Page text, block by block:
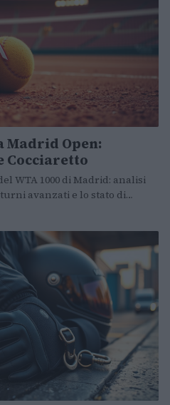
Madrid Open:
Cocciaretto
WTA 1000 di Madrid: analisi
avanzati e lo stato di…